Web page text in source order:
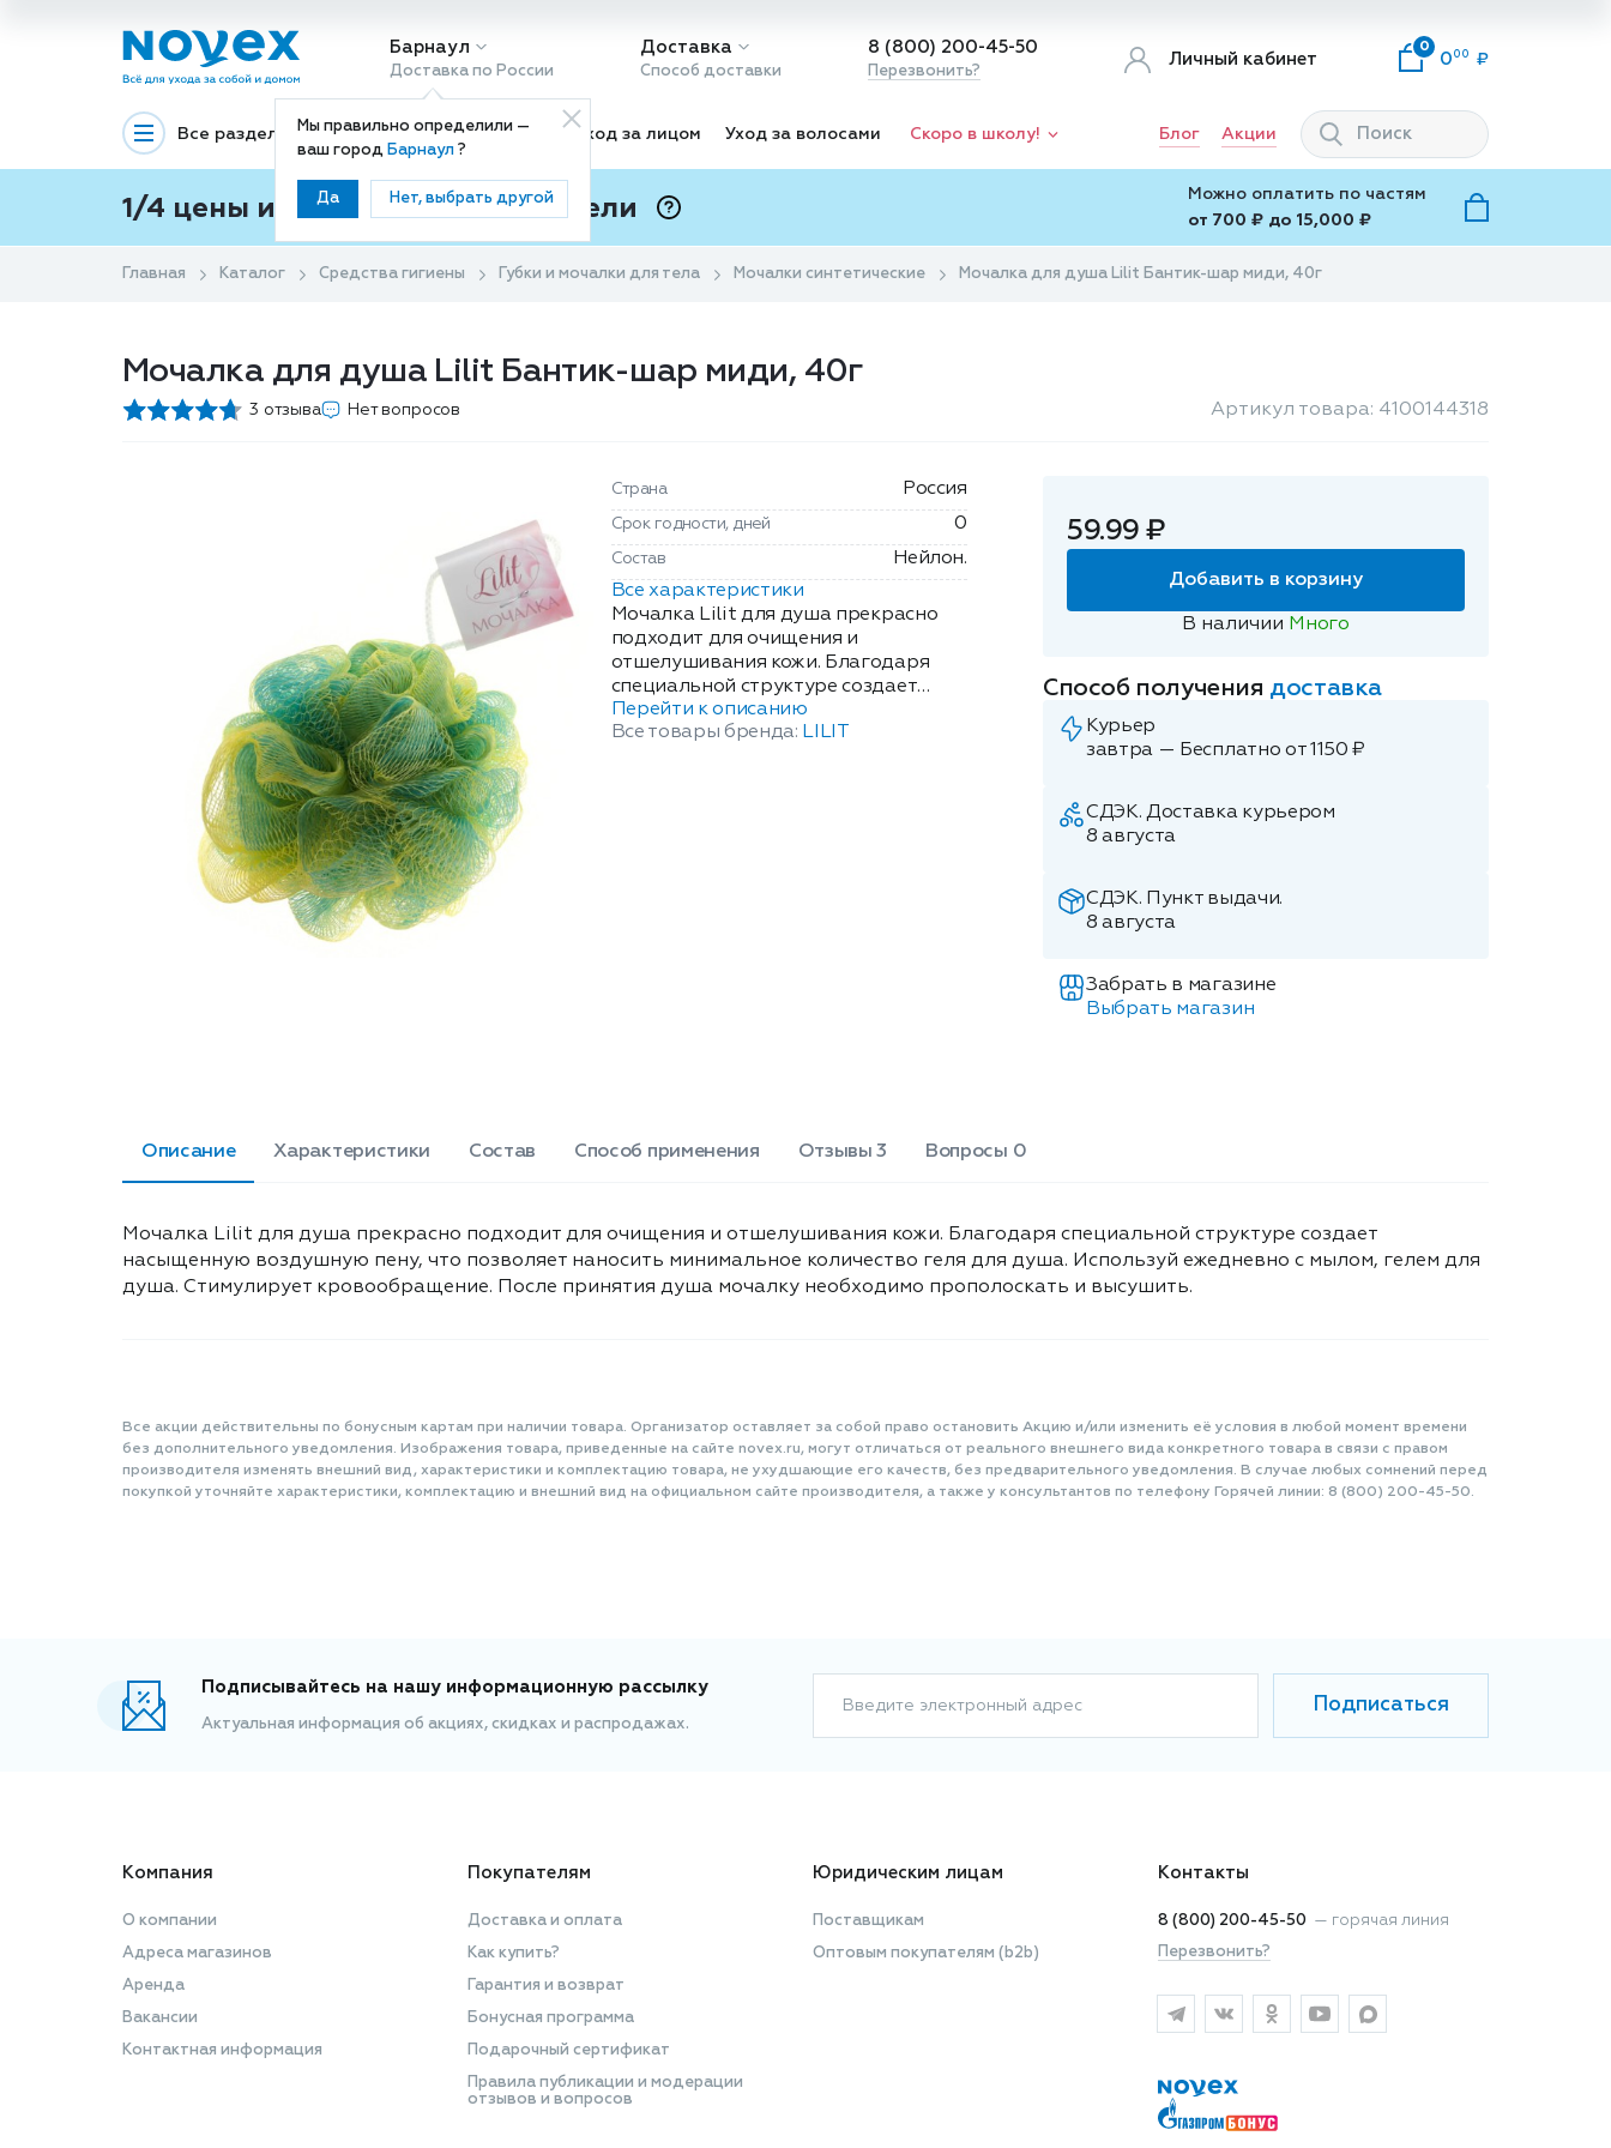
Барнаул
Доставка по России
Мы правильно определили —
ваш город Барнаул?
Да Нет, выбрать другой
Доставка
Способ доставки
8 (800) 200-45-50
Перезвонить?
Личный кабинет
0
0 00
Все разделы Декоративная косметика Уход за лицом Уход за волосами Скоро в школу! Блог Акции
1/4 цены и покупки ваши с Подели
Можно оплатить по частям
от 700 ₽ до 15,000 ₽
Главная Каталог Средства гигиены Губки и мочалки для тела Мочалки синтетические Мочалка для душа Lilit Бантик-шар миди, 40г
Мочалка для душа Lilit Бантик-шар миди, 40г
3 отзыва Нет вопросов Артикул товара: 4100144318
Страна Россия
Срок годности, дней 0
Состав
Нейлон.
Все характеристики
Мочалка Lilit для душа прекрасно
подходит для очищения и
отшелушивания кожи. Благодаря
специальной структуре создает
насыщенную воздушную пену, что
позволяет наносить минимальное
Перейти к описанию
Все товары бренда: LILIT
59.99 ₽
Добавить в корзину
В наличии Много
Способ получения доставка
Курьер
завтра — Бесплатно от 1150 ₽
СДЭК. Доставка курьером
8 августа
СДЭК. Пункт выдачи.
8 августа
Забрать в магазине
Выбрать магазин
Описание Характеристики Состав Способ применения Отзывы 3 Вопросы 0
Мочалка Lilit для душа прекрасно подходит для очищения и отшелушивания кожи. Благодаря специальной структуре создает
насыщенную воздушную пену, что позволяет наносить минимальное количество геля для душа. Используй ежедневно с мылом, гелем для
душа. Стимулирует кровообращение. После принятия душа мочалку необходимо прополоскать и высушить.
Все акции действительны по бонусным картам при наличии товара. Организатор оставляет за собой право остановить Акцию и/или изменить её условия в любой момент времени
без дополнительного уведомления. Изображения товара, приведенные на сайте novex.ru, могут отличаться от реального внешнего вида конкретного товара в связи с правом
производителя изменять внешний вид, характеристики и комплектацию товара, не ухудшающие его качеств, без предварительного уведомления. В случае любых сомнений перед
покупкой уточняйте характеристики, комплектацию и внешний вид на официальном сайте производителя, а также у консультантов по телефону Горячей линии: 8 (800) 200-45-50.
Подписывайтесь на нашу информационную рассылку
Актуальная информация об акциях, скидках и распродажах.
Введите электронный адрес Подписаться
Компания
О компании
Адреса магазинов
Аренда
Вакансии
Контактная информация
Покупателям
Доставка и оплата
Как купить?
Гарантия и возврат
Бонусная программа
Подарочный сертификат
Правила публикации и модерации
отзывов и вопросов
Юридическим лицам
Поставщикам
Оптовым покупателям (b2b)
Контакты
8 (800) 200-45-50 — горячая линия
Перезвонить?